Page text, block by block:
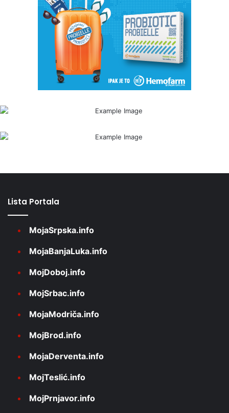
Lista Portala
MojaSrpska.info
MojaBanjaLuka.info
MojDoboj.info
MojSrbac.info
MojaModriča.info
MojBrod.info
MojaDerventa.info
MojTeslić.info
MojPrnjavor.info